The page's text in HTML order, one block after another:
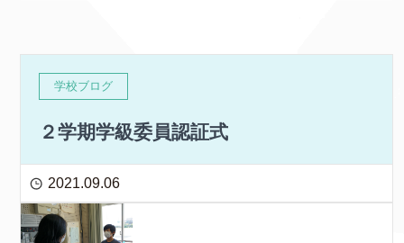
学校ブログ
２学期学級委員認証式
2021.09.06